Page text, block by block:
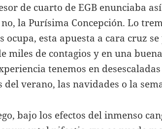
de cuarto de EGB enunciaba
la Purísima Concepción. Lo
ocupa, esta apuesta a cara cruz
miles de contagios y en una
tenemos en
del verano, las navidades o la
bajo los efectos del inmenso